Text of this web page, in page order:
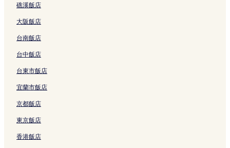
g
的
連
結
w
a
y
的
結
r
e
n
a
a
R
a
n
h
的
連
的
連
結
a
m
R
a
h
連
結
a
n
V
i
w
連
結
連
結
n
h
的
連
t
e
l
的
結
e
e
V
i
w
連
結
n
a
C
a
R
n
h
的
連
結
礁溪飯店
大阪飯店
台南飯店
台中飯店
台東市飯店
宜蘭市飯店
京都飯店
東京飯店
香港飯店